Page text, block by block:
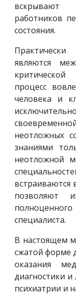
вскрывают
работников
состояния.
являются
процесс
человека и
неотложных
знаниями
неотложной
встраиваются
позволяют
специалиста.
В настоящем
сжатой форме
оказания
диагностики
психиатрии и